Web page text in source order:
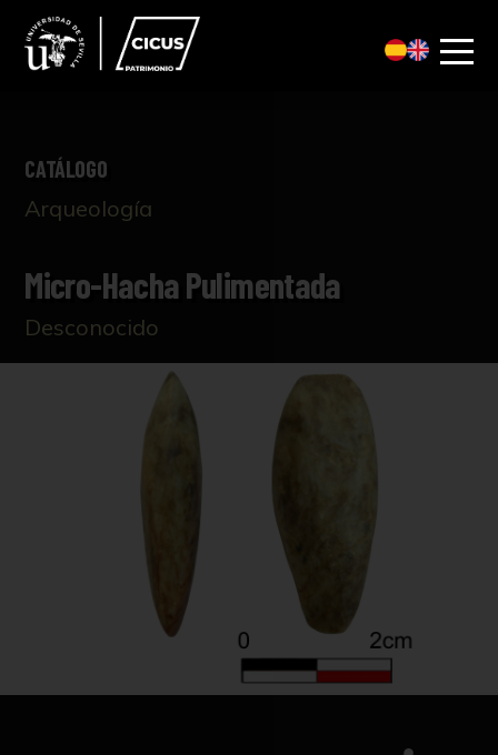
CATÁLOGO
Arqueología
Micro-Hacha Pulimentada
Desconocido